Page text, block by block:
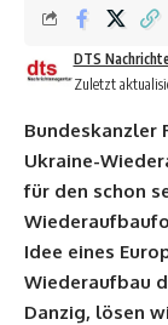
Zuletzt
DTS
Bundeskanzler
Ukraine-
für den schon
Idee eines
Wiederaufbau
Danzig, lösen